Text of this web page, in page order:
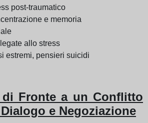
post-traumatico
e memoria
allo stress
estremi, pensieri suicidi
di Fronte a un Conflitto
e Negoziazione